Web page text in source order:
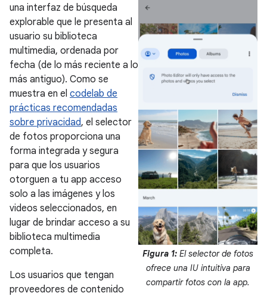
Figura 1: El selector de fotos
ofrece una IU intuitiva para
compartir fotos con la app.
una interfaz de búsqueda
explorable que le presenta al
usuario su biblioteca
multimedia, ordenada por
fecha (de lo más reciente a lo
más antiguo). Como se
muestra en el codelab de
prácticas recomendadas
sobre privacidad, el selector
de fotos proporciona una
forma integrada y segura
para que los usuarios
otorguen a tu app acceso
solo a las imágenes y los
videos seleccionados, en
lugar de brindar acceso a su
biblioteca multimedia
completa.
Los usuarios que tengan
proveedores de contenido